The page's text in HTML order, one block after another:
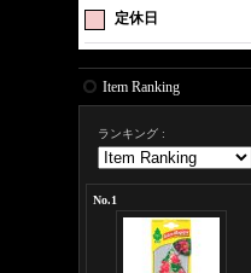
定休日
Item Ranking
ランキング :
No.1